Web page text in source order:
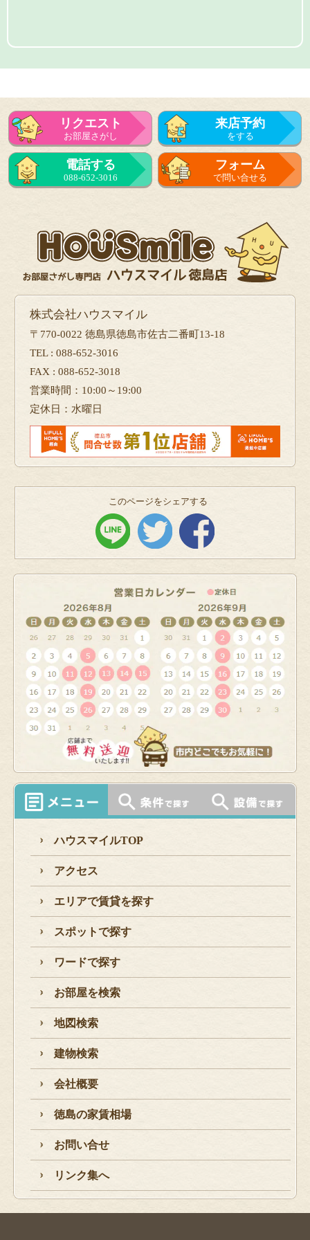
リクエスト
お部屋さがし
来店予約
をする
電話する
088-652-3016
フォーム
で問い合せる
株式会社ハウスマイル
〒770-0022 徳島県徳島市佐古二番町13-18
TEL : 088-652-3016
FAX : 088-652-3018
営業時間：10:00～19:00
定休日：水曜日
このページをシェアする
ハウスマイルTOP
アクセス
エリアで賃貸を探す
スポットで探す
ワードで探す
お部屋を検索
地図検索
建物検索
会社概要
徳島の家賃相場
お問い合せ
リンク集へ